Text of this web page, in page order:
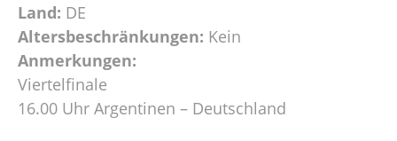
Land: DE
Altersbeschränkungen: Kein
Anmerkungen:
Viertelfinale
16.00 Uhr Argentinen – Deutschland